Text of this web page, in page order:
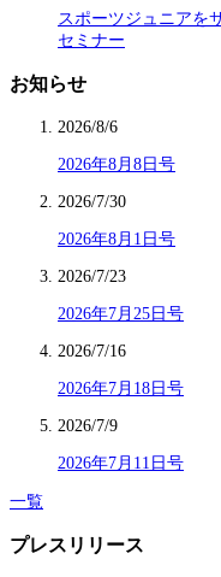
スポーツジュニアを
セミナー
お知らせ
2026/8/6
2026年8月8日号
2026/7/30
2026年8月1日号
2026/7/23
2026年7月25日号
2026/7/16
2026年7月18日号
2026/7/9
2026年7月11日号
一覧
プレスリリース